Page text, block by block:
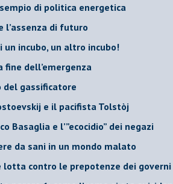
di politica energetica
l’assenza di futuro
un incubo, un altro incubo!
fine dell’emergenza
del gassificatore
e il pacifista Tolstòj
Basaglia e l’”ecocidio” dei negazi
da sani in un mondo malato
lotta contro le prepotenze dei